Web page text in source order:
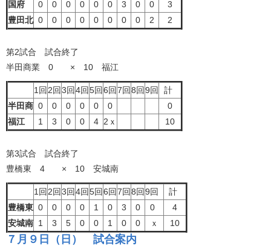
国府
0 0 0 0 0 0 3 0 0
3
豊田北 0 0 0 0 0 0 0 0 2 2
第2試合 試合終了
半田商業 0 × 10 福江
1回 2回3回4回5回6回7回8回9回
計
半田商 0 0 0 0 0 0
0
福江
1 3 0 0 4 2ｘ 10
第3試合 試合終了
豊橋東 4 × 10 安城南
1回 2回3回4回5回6回7回8回9回
計
豊橋東 0 0 0 0 1 0 3 0 0
4
安城南 1 3 5 0 0 1 0 0 ｘ 10
７月９日（日） 試合案内